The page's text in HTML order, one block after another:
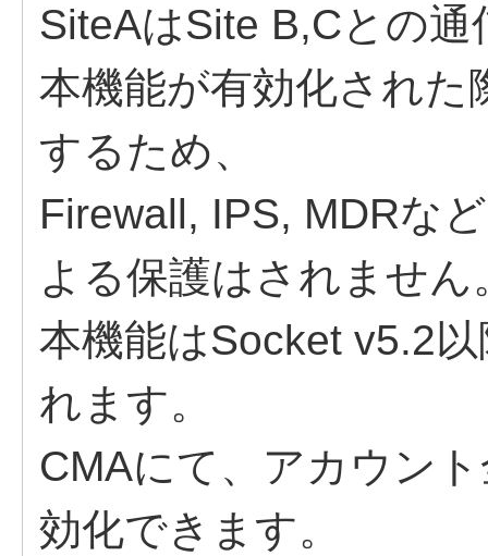
SiteAはSite B,Cとの
本機能が有効化され
するため、
Firewall, IPS, MDRな
よる保護はされません
本機能はSocket v5.2
れます。
CMAにて、アカウン
効化できます。